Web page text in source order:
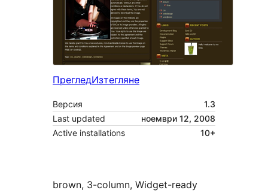
ПрегледИзтегляне
Версия
1.3
Last updated
ноември 12, 2008
Active installations
10+
brown, 3-column, Widget-ready